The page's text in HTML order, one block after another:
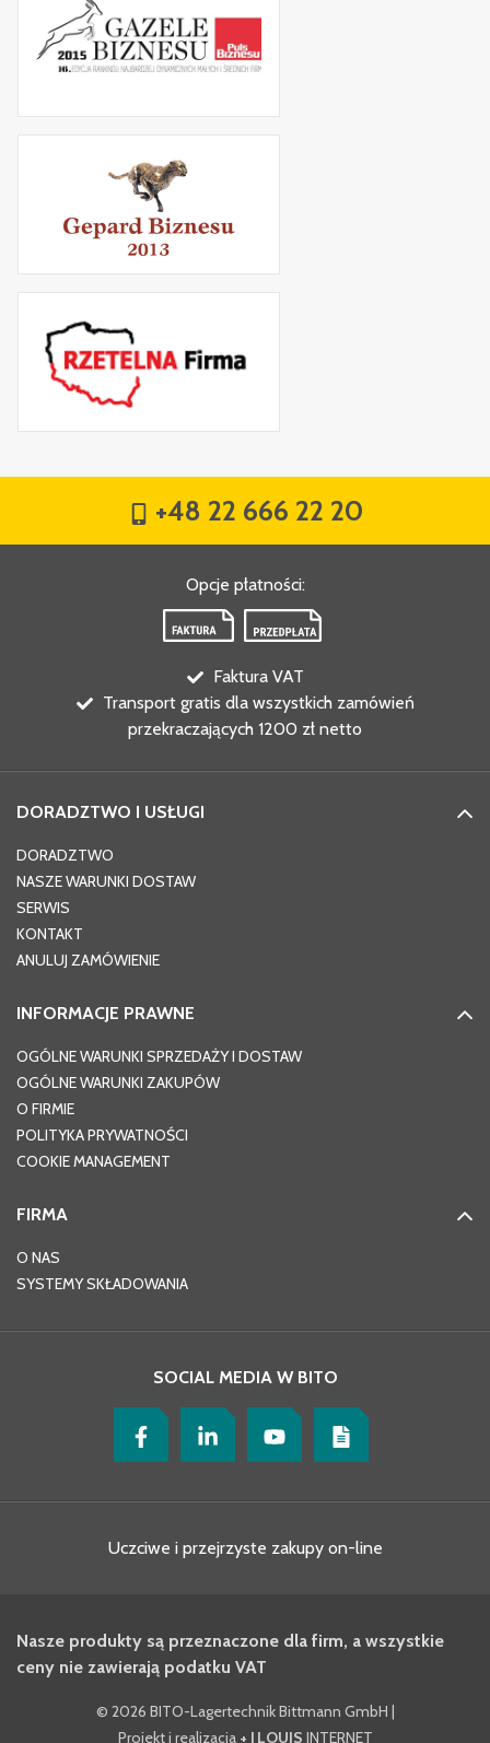
+48 22 666 22 20
Opcje płatności:
Faktura VAT
Transport gratis dla wszystkich zamówień
przekraczających 1200 zł netto
DORADZTWO I USŁUGI
DORADZTWO
NASZE WARUNKI DOSTAW
SERWIS
KONTAKT
ANULUJ ZAMÓWIENIE
INFORMACJE PRAWNE
OGÓLNE WARUNKI SPRZEDAŻY I DOSTAW
OGÓLNE WARUNKI ZAKUPÓW
O FIRMIE
POLITYKA PRYWATNOŚCI
COOKIE MANAGEMENT
FIRMA
O NAS
SYSTEMY SKŁADOWANIA
SOCIAL MEDIA W BITO
Uczciwe i przejrzyste zakupy on-line
Nasze produkty są przeznaczone dla firm, a wszystkie
ceny nie zawierają podatku VAT
© 2026 BITO-Lagertechnik Bittmann GmbH |
Projekt i realizacja + | LOUIS INTERNET